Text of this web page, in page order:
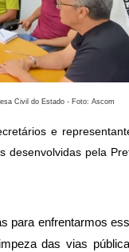
Civil do Estado - Foto: Ascom
e
desenvolvidas pela
para enfrentarmos
das vias